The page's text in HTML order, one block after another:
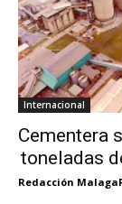
Internacional
Cementera
toneladas
Redacción